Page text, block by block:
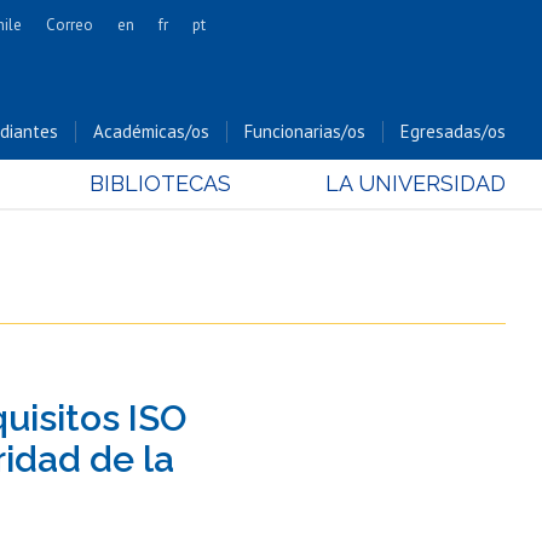
Cs. Forestales y Conservación
Cs. Sociales
Bachillerato
Hospital Clínico
Correo en fr pt
Académicas/os Funcionarias/os Egresadas/os
BIBLIOTECAS LA UNIVERSIDAD
ISO
de la